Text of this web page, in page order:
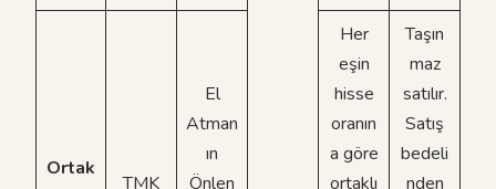
Ortak
TMK
El
Atman
ın
Önlen
Her
eşin
hisse
oranın
a göre
ortaklı
Taşın
maz
satılır.
Satış
bedeli
nden